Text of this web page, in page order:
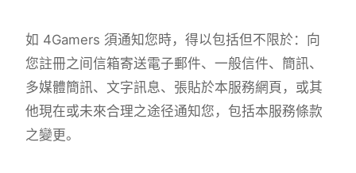
如 4Gamers 須通知您時，得以包括但不限於：向
您註冊之间信箱寄送電子郵件、一般信件、簡訊、
多媒體簡訊、文字訊息、張貼於本服務網頁，或其
他現在或未來合理之途径通知您，包括本服務條款
之變更。